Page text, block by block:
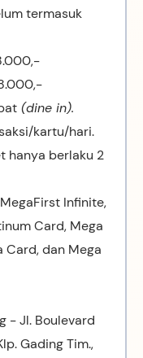
termasuk
(dine in).
kartu/hari.
hanya berlaku 2
MegaFirst Infinite,
Card, Mega
Card, dan Mega
- Jl. Boulevard
Gading Tim.,